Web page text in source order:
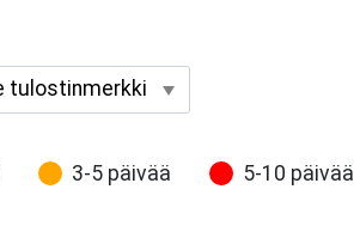
3-5 päivää 5-10 päivää